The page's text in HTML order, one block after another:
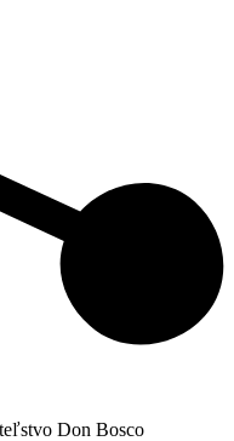
Don Bosco